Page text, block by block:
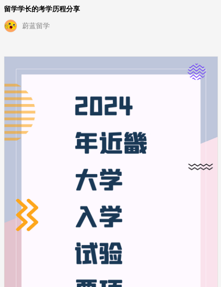
留学学长的考学历程分享
蔚蓝留学